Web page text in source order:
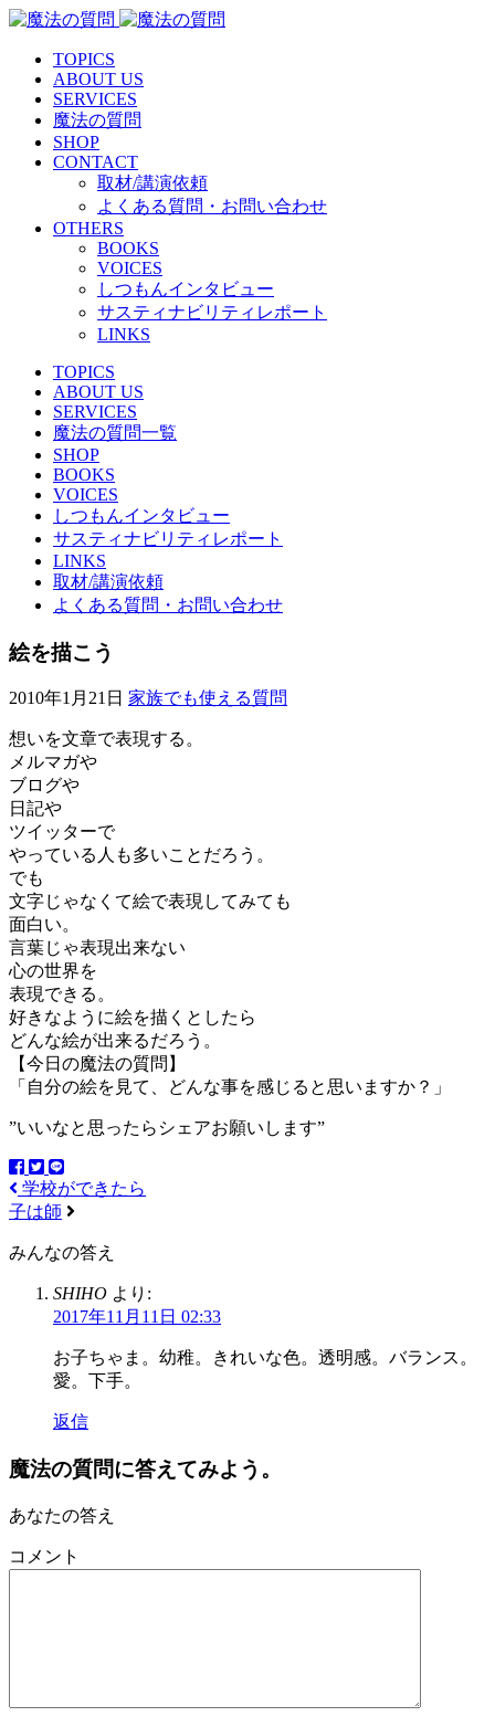
TOPICS
ABOUT US
SERVICES
魔法の質問
SHOP
CONTACT
取材/講演依頼
よくある質問・お問い合わせ
OTHERS
BOOKS
VOICES
しつもんインタビュー
サスティナビリティレポート
LINKS
TOPICS
ABOUT US
SERVICES
魔法の質問一覧
SHOP
BOOKS
VOICES
しつもんインタビュー
サスティナビリティレポート
LINKS
取材/講演依頼
よくある質問・お問い合わせ
絵を描こう
2010年1月21日 家族でも使える質問
想いを文章で表現する。
メルマガや
ブログや
日記や
ツイッターで
やっている人も多いことだろう。
でも
文字じゃなくて絵で表現してみても
面白い。
言葉じゃ表現出来ない
心の世界を
表現できる。
好きなように絵を描くとしたら
どんな絵が出来るだろう。
【今日の魔法の質問】
「自分の絵を見て、どんな事を感じると思いますか？」
”いいなと思ったらシェアお願いします”
学校ができたら
子は師
みんなの答え
SHIHO より:
2017年11月11日 02:33
お子ちゃま。幼稚。きれいな色。透明感。バランス。
愛。下手。
返信
魔法の質問に答えてみよう。
あなたの答え
コメント